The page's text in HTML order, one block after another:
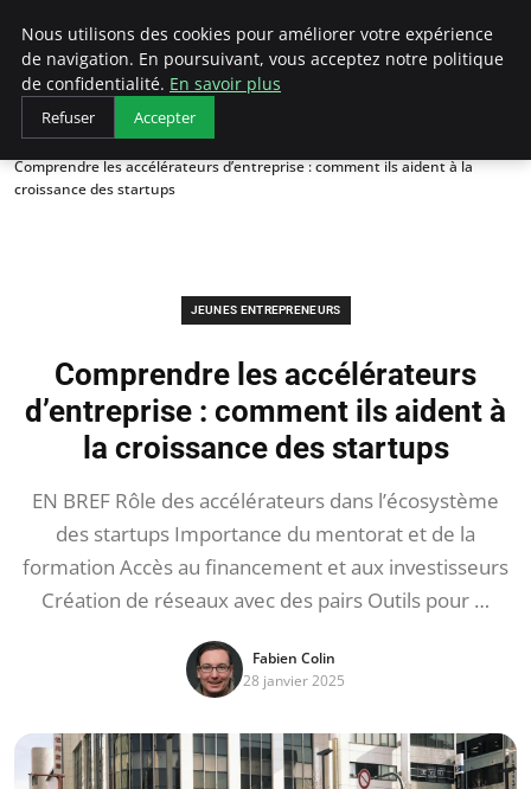
AIESEC France
Accueil
Jeunes Entrepreneurs
Comprendre les accélérateurs d’entreprise : comment ils aident à la
croissance des startups
JEUNES ENTREPRENEURS
Comprendre les accélérateurs
d’entreprise : comment ils aident à
la croissance des startups
EN BREF Rôle des accélérateurs dans l’écosystème
des startups Importance du mentorat et de la
formation Accès au financement et aux investisseurs
Création de réseaux avec des pairs Outils pour …
Fabien Colin
28 janvier 2025
Nous utilisons des cookies pour améliorer votre expérience
de navigation. En poursuivant, vous acceptez notre politique
de confidentialité. En savoir plus
Refuser Accepter